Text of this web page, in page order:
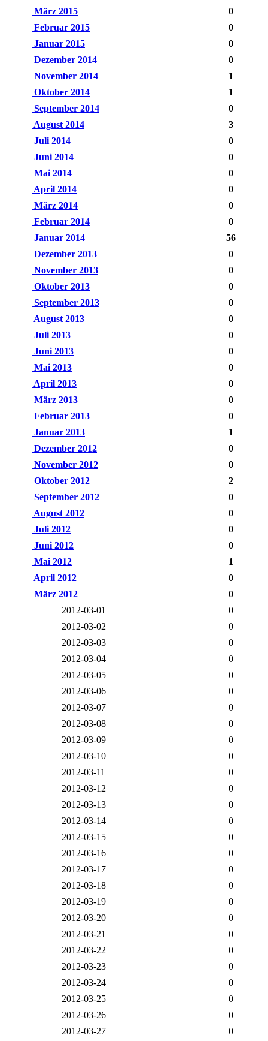
März 2015
0
Februar 2015
0
Januar 2015
0
Dezember 2014
0
November 2014
1
Oktober 2014
1
September 2014
0
August 2014
3
Juli 2014
0
Juni 2014
0
Mai 2014
0
April 2014
0
März 2014
0
Februar 2014
0
Januar 2014
56
Dezember 2013
0
November 2013
0
Oktober 2013
0
September 2013
0
August 2013
0
Juli 2013
0
Juni 2013
0
Mai 2013
0
April 2013
0
März 2013
0
Februar 2013
0
Januar 2013
1
Dezember 2012
0
November 2012
0
Oktober 2012
2
September 2012
0
August 2012
0
Juli 2012
0
Juni 2012
0
Mai 2012
1
April 2012
0
März 2012
0
2012-03-01
0
2012-03-02
0
2012-03-03
0
2012-03-04
0
2012-03-05
0
2012-03-06
0
2012-03-07
0
2012-03-08
0
2012-03-09
0
2012-03-10
0
2012-03-11
0
2012-03-12
0
2012-03-13
0
2012-03-14
0
2012-03-15
0
2012-03-16
0
2012-03-17
0
2012-03-18
0
2012-03-19
0
2012-03-20
0
2012-03-21
0
2012-03-22
0
2012-03-23
0
2012-03-24
0
2012-03-25
0
2012-03-26
0
2012-03-27
0